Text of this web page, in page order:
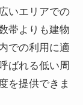
いエリアでの
帯よりも建物
での利用に適
ばれる低い周
を提供できま